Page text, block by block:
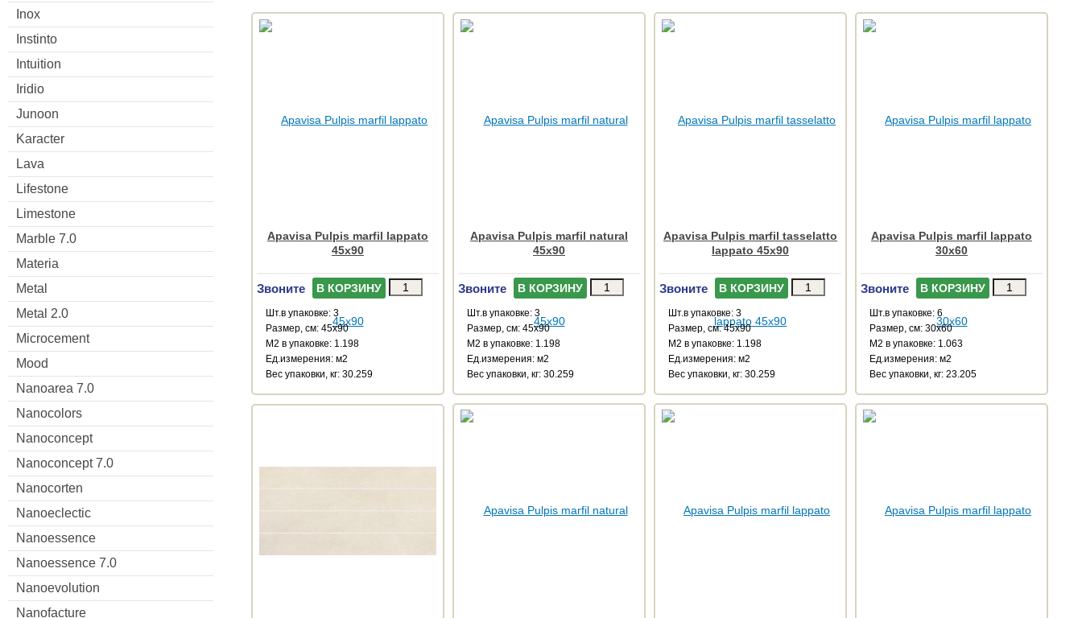
Inox
Instinto
Intuition
Iridio
Junoon
Karacter
Lava
Lifestone
Limestone
Marble 7.0
Materia
Metal
Metal 2.0
Microcement
Mood
Nanoarea 7.0
Nanocolors
Nanoconcept
Nanoconcept 7.0
Nanocorten
Nanoeclectic
Nanoessence
Nanoessence 7.0
Nanoevolution
Nanofacture
Apavisa Pulpis marfil lappato
45x90
Звоните В КОРЗИНУ
Шт.в упаковке: 3
Размер, см: 45x90
М2 в упаковке: 1.198
Ед.измерения: м2
Веc упаковки, кг: 30.259
Apavisa Pulpis marfil natural
45x90
Звоните В КОРЗИНУ
Шт.в упаковке: 3
Размер, см: 45x90
М2 в упаковке: 1.198
Ед.измерения: м2
Веc упаковки, кг: 30.259
Apavisa Pulpis marfil tasselatto
lappato 45x90
Звоните В КОРЗИНУ
Шт.в упаковке: 3
Размер, см: 45x90
М2 в упаковке: 1.198
Ед.измерения: м2
Веc упаковки, кг: 30.259
Apavisa Pulpis marfil lappato
30x60
Звоните В КОРЗИНУ
Шт.в упаковке: 6
Размер, см: 30x60
М2 в упаковке: 1.063
Ед.измерения: м2
Веc упаковки, кг: 23.205